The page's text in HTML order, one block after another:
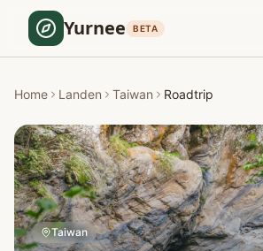
Yurnee BETA
Home Landen Taiwan Roadtrip
Taiwan